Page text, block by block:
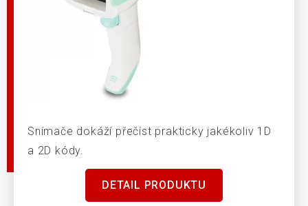
Snímače dokáží přečíst prakticky jakékoliv 1D
a 2D kódy.
DETAIL PRODUKTU